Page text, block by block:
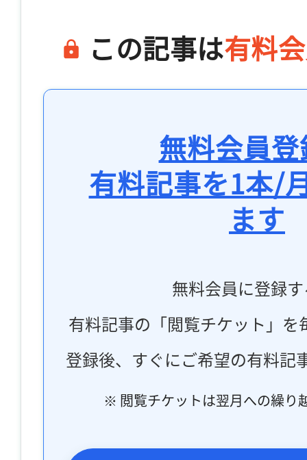
この記事は有料
無料会員
有料記事を1本/
ます
無料会員に登録
有料記事の「閲覧チケット」
登録後、すぐにご希望の有料記
※ 閲覧チケットは翌月への繰り